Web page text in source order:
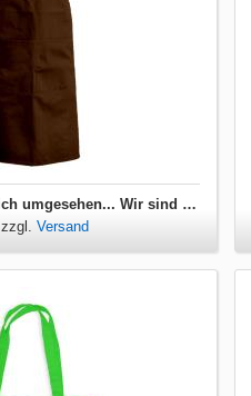
Grillschürze Hab mich umgesehen... Wir sind die Geilsten hier
zzgl. Versand